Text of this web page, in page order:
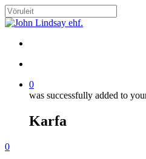
Skip
to
content
Close
0
was successfully added to
Karfa
Menu
search
account
0